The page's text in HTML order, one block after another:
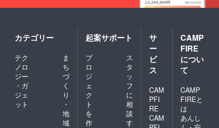
カテゴリー
テク
ノロ
ジー
・ガ
ジェ
ット
ま
ち
づ
く
り
・
地
域
起案サポート
プ
ロ
ジ
ェ
ク
ト
を
作
ス
タ
ッ
フ
に
相
談
す
サ
ー
ビ
ス
CAM
PFI
RE
CAM
CAMP
FIRE
につい
て
CAMP
FIREと
は
あんし